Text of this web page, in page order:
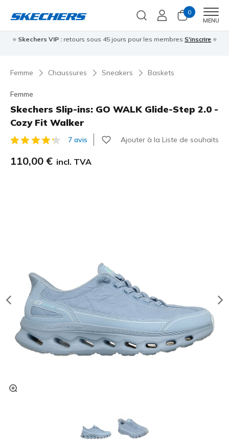
0
MENU
⭐ Skechers VIP : retours sous 45 jours pour les membres S'inscrire ⭐
Femme Chaussures Sneakers Baskets
Femme
Skechers Slip-ins: GO WALK Glide-Step 2.0 -
Cozy Fit Walker
Évaluation client 3,6 sur 5
7 avis Ajouter à la Liste de souhaits
110,00 € incl. TVA